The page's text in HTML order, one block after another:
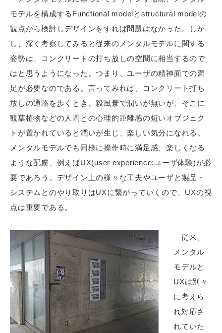
モデルを構成するFunctional modelとstructural modelの
観点から検討しデザインをすれば問題はなかった。しか
し、深く考察してみると従来のメンタルモデルに関する
姿勢は、コンクリートの打ち放しの空間に相当するので
はと思うようになった。つまり、ユーザの精神面での満
足が必要なのである。言ってみれば、コンクリート打ち
放しの通路を歩くとき、殺風景で潤いが無いが、そこに
観葉植物などの人間との心理的距離感の短いオブジェク
トが置かれていると潤いが生じ、楽しい気分になれる。
メンタルモデルでも同様に操作時に満足感、楽しくなる
ような配慮、例えばUX(user experience:ユーザ体験)が必
要であろう。デザイン上の様々な工夫やユーザと製品・
システムとのやり取りはUXに繋がっていくので、UXの視
点は重要である。
従来、
メンタル
モデルと
UXは別々
に考えら
れ対応さ
れていた